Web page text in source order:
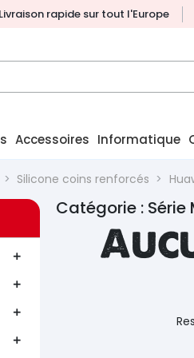
Livraison rapide sur tout l'Europe
Accessoires Informatique
Silicone coins renforcés
add
add
add
add
Catégorie : Série